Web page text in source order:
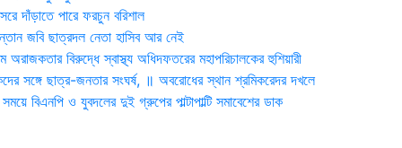
দাঁড়াতে পারে ফরচুন বরিশাল
জবি ছাত্রদল নেতা হাসিব আর নেই
অরাজকতার বিরুদ্ধে স্বাস্থ্য অধিদফতরের মহাপরিচালকের হুশিয়ারী
সঙ্গে ছাত্র-জনতার সংঘর্ষ, ॥ অবরোধের স্থান শ্রমিকরেদর দখলে
বিএনপি ও যুবদলের দুই গ্রুপের পাল্টাপাল্টি সমাবেশের ডাক